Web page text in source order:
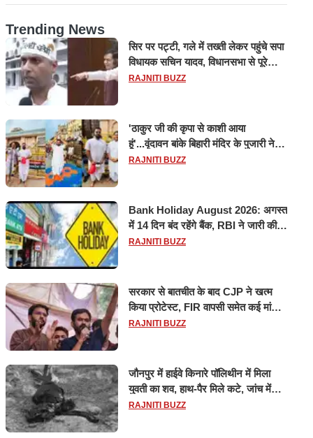
Trending News
सिर पर पट्टी, गले में तख्ती लेकर पहुंचे सपा
विधायक सचिन यादव, विधानसभा से पूरे
मानसून सत्र के लिए किया गया निलंबित
RAJNITI BUZZ
'ठाकुर जी की कृपा से काशी आया
हूं'...वृंदावन बांके बिहारी मंदिर के पुजारी ने
किया श्री काशी विश्वनाथ का जलाभिषेक
RAJNITI BUZZ
Bank Holiday August 2026: अगस्त
में 14 दिन बंद रहेंगे बैंक, RBI ने जारी की
छुट्टियों की लिस्ट​​​​​​​
RAJNITI BUZZ
सरकार से बातचीत के बाद CJP ने खत्म
किया प्रोटेस्ट, FIR वापसी समेत कई मांगों
पर बनी सहमति
RAJNITI BUZZ
जौनपुर में हाईवे किनारे पॉलिथीन में मिला
युवती का शव, हाथ-पैर मिले कटे, जांच में
जुटी पुलिस
RAJNITI BUZZ